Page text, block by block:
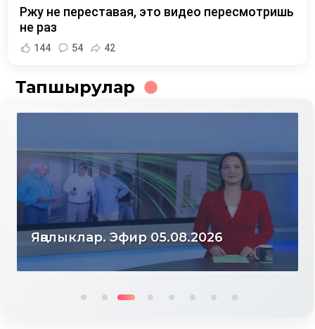
Ржу не переставая, это видео пересмотришь
не раз
144 54 42
Тапшырулар
Яңалыклар. Эфир 04.08.2026